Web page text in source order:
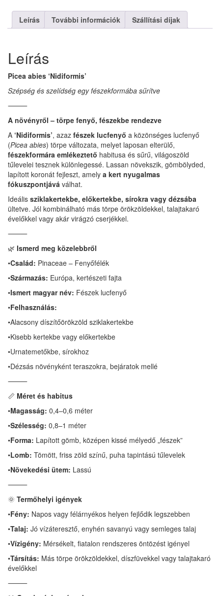
Leírás További információk Szállítási díjak
Leírás
Picea abies ‘Nidiformis’
Szépség és szelídség egy fészekformába sűrítve
⸻
A növényről – törpe fenyő, fészekbe rendezve
A ‘Nidiformis’, azaz fészek lucfenyő a közönséges lucfenyő
(Picea abies) törpe változata, melyet laposan elterülő,
fészekformára emlékeztető habitusa és sűrű, világoszöld
tűlevelei tesznek különlegessé. Lassan növekszik, gömbölyded,
lapított koronát fejleszt, amely a kert nyugalmas
fókuszpontjává válhat.
Ideális sziklakertekbe, előkertekbe, sírokra vagy dézsába
ültetve. Jól kombinálható más törpe örökzöldekkel, talajtakaró
évelőkkel vagy akár virágzó cserjékkel.
⸻
🌿 Ismerd meg közelebbről
•Család: Pinaceae – Fenyőfélék
•Származás: Európa, kertészeti fajta
•Ismert magyar név: Fészek lucfenyő
•Felhasználás:
•Alacsony díszítőörökzöld sziklakertekbe
•Kisebb kertekbe vagy előkertekbe
•Urnatemetőkbe, sírokhoz
•Dézsás növényként teraszokra, bejáratok mellé
⸻
📏 Méret és habitus
•Magasság: 0,4–0,6 méter
•Szélesség: 0,8–1 méter
•Forma: Lapított gömb, középen kissé mélyedő „fészek”
•Lomb: Tömött, friss zöld színű, puha tapintású tűlevelek
•Növekedési ütem: Lassú
⸻
🌞 Termőhelyi igények
•Fény: Napos vagy félárnyékos helyen fejlődik legszebben
•Talaj: Jó vízáteresztő, enyhén savanyú vagy semleges talaj
•Vízigény: Mérsékelt, fiatalon rendszeres öntözést igényel
•Társítás: Más törpe örökzöldekkel, díszfüvekkel vagy talajtakaró
évelőkkel
⸻